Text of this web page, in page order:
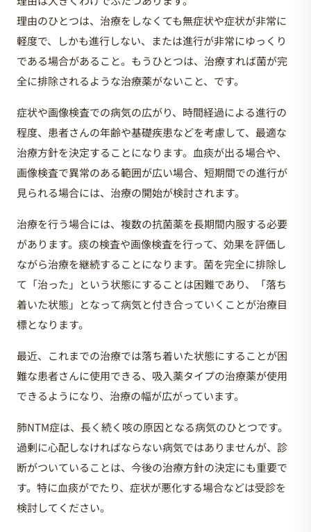
理由のひとつは、治療をしなくても無症状や症状が非常に
軽度で、しかも進行しない、または進行が非常にゆっくり
である場合があること。もうひとつは、治療すれば菌が完
全に排除されるような治療薬がないこと、です。
症状や画像検査での病気の広がり、時間経過による進行の
程度、患者さんの年齢や基礎疾患などを考慮して、最適な
治療方針を決定することになります。血痰が出る場合や、
画像検査で異常のある範囲が広い場合、短期間での進行が
見られる場合には、治療の開始が検討されます。
治療を行う場合には、複数の抗菌薬を長期間内服する必要
があります。痰の検査や画像検査を行って、効果を評価し
ながら治療を継続することになります。菌を完全に排除し
て「治った」という状態にすることは困難であり、「落ち
着いた状態」となって病気と付き合っていくことが治療目
標となります。
最近、これまでの治療では落ち着いた状態にすることが困
難な患者さんに使用できる、吸入薬タイプの治療薬が使用
できるようになり、治療の幅が広がっています。
肺NTM症は、長く続く咳の原因となる病気のひとつです。
過剰に心配しなければならない病気ではありませんが、診
断がついていることは、今後の治療方針の決定にも重要で
す。特に血痰がでたり、症状が悪化する場合などは受診を
検討してください。